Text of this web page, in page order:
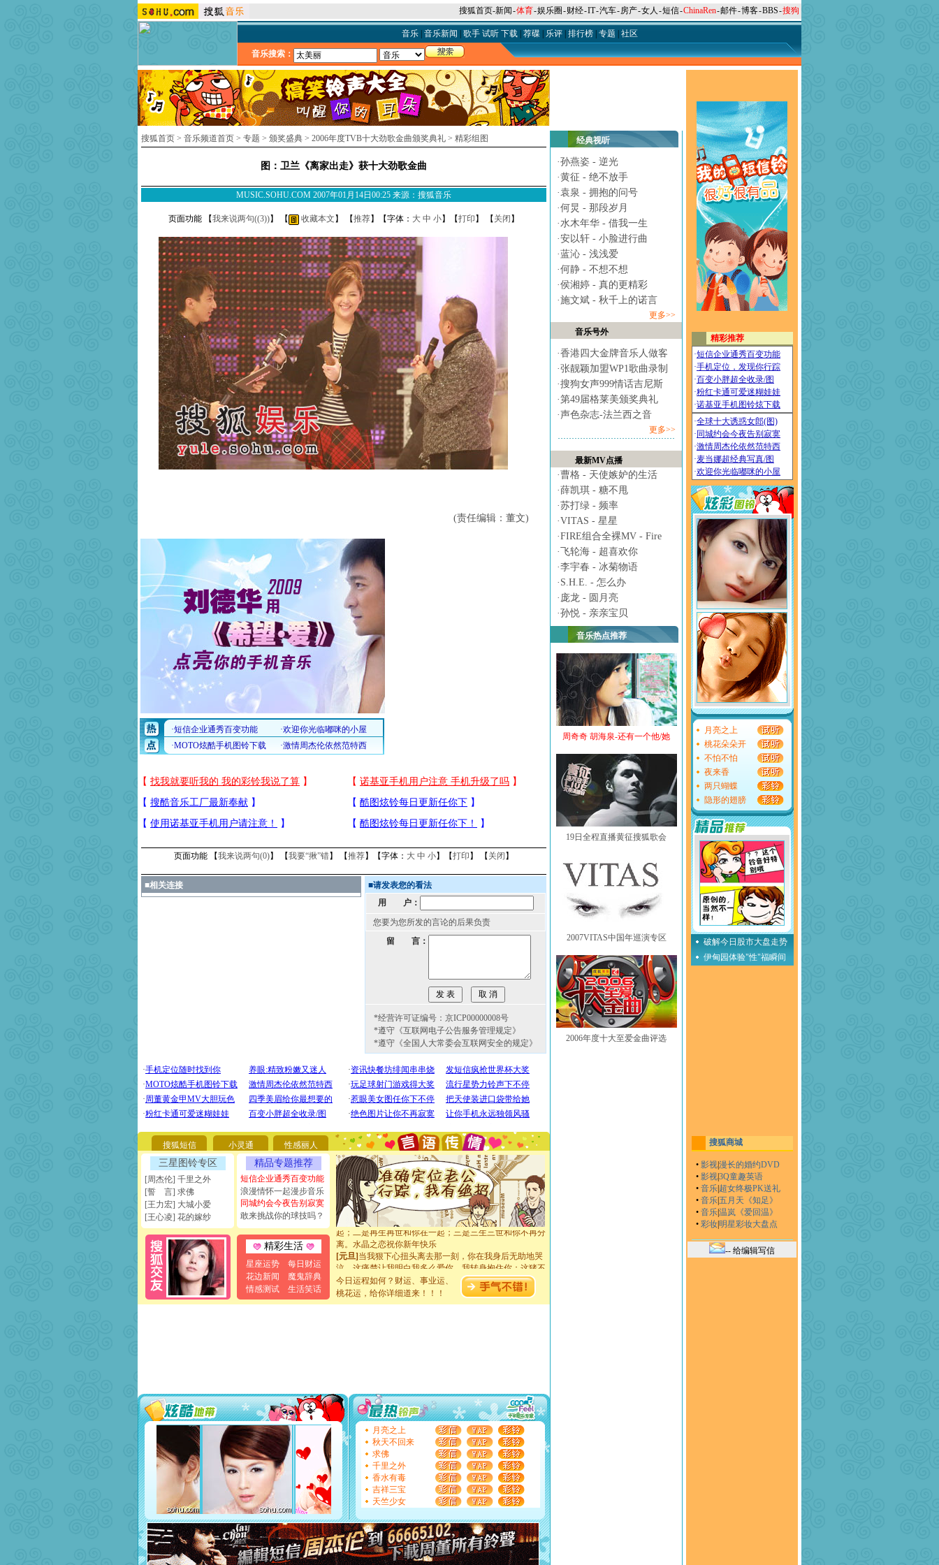
搜狐首页-新闻-体育-娱乐圈 -财经-IT-汽车-房产-女人 -短信-ChinaRen-邮件-博客-BBS-搜狗
音乐| 音乐新闻 歌手 试听 下载| 荐碟| 乐评| 排行榜| 专题 社区
音乐搜索：
搜狐首页 > 音乐频道首页 > 专题 > 颁奖盛典 > 2006年度TVB十大劲歌金曲颁奖典礼 > 精彩组图
图：卫兰《离家出走》获十大劲歌金曲
MUSIC.SOHU.COM 2007年01月14日00:25 来源：搜狐音乐
页面功能 【我来说两句((3))】 【 收藏本文 】 【推荐】【字体： 大 中 小】【打印 】 【 关闭 】
(责任编辑：董文)
页面功能 【我来说两句(0)】 【我要“揪”错】 【推荐】【字体： 大 中 小】【打印 】 【 关闭 】
■相关连接 ■请发表您的看法
用 户：
您要为您所发的言论的后果负责
留 言：
*经营许可证编号：京ICP00000008号
*遵守《互联网电子公告服务管理规定》
*遵守《全国人大常委会互联网安全的规定》
搜狐短信 小灵通 性感丽人
三星图铃专区
[周杰伦] 千里之外
[誓 言] 求佛
[王力宏] 大城小爱
[王心凌] 花的嫁纱
精品专题推荐
短信企业通秀百变功能
浪漫情怀一起漫步音乐
同城约会今夜告别寂寞
敢来挑战你的球技吗？
精彩生活
星座运势
每日财运
花边新闻
魔鬼辞典
情感测试
生活笑话
[圣诞节]圣诞节到了，想想没什么送给你的，又不打算给
你太多，只有给你五千万：千万快乐！千万要健康！千万
[圣诞节]不只这样的日子才会想起你,而是这样的日子才
能正大光明地骚扰你,告诉你,圣诞要快乐!新年要快乐!天
天都要快乐噢!
[圣诞节]奉上一颗祝福的心,在这个特别的日子里,愿幸福,
如意,快乐,鲜花,一切美好的祝愿与你同在.圣诞快乐!
[元旦]看到你我会触电；看不到你我要充电；没有你我会
断电。爱你是我职业，想你是我事业，抱你是我特长，吻
你是我专业！水晶之恋祝你新年快乐
[元旦]如果上天让我许三个愿望，一是今生今世和你在一
起；二是再生再世和你在一起；三是三生三世和你不再分
离。水晶之恋祝你新年快乐
[元旦]当我狠下心扭头离去那一刻，你在我身后无助地哭
泣，这痛楚让我明白我多么爱你。我转身抱住你：这猪不
[春节]风柔雨润好月圆，半岛铁盒伴身边，每日尽显开心
颜！冬去春来似水如烟，劳碌人生需尽欢！听一曲轻歌，
[圣诞节]不只这样的日子才会想起你,而是这样的日子才
能正大光明地骚扰你,告诉你,圣诞要快乐!新年要快乐!天
天都要快乐噢!
[圣诞节]奉上一颗祝福的心,在这个特别的日子里,愿幸福,
如意,快乐,鲜花,一切美好的祝愿与你同在.圣诞快乐!
[元旦]
看到你我会触电；看不到你我要充电；没有你我会
断电。爱你是我职业，想你是我事业，抱你是我特长，吻
你是我专业！水晶之恋祝你新年快乐
[元旦]
如果上天让我许三个愿望，一是今生今世和你在一
起；二是再生再世和你在一起；三是三生三世和你不再分
离。水晶之恋祝你新年快乐
[元旦]当我狠下心扭头离去那一刻，你在我身后无助地哭
泣，这痛楚让我明白我多么爱你。我转身抱住你：这猪不
卖了。水晶之恋祝你新年快乐。
[春节]风柔雨润好月圆，半岛铁盒伴身边，每日尽显开心
今日运程如何？财运、事业运、
桃花运，给你详细道来！！！
月亮之上
秋天不回来
求佛
千里之外
香水有毒
吉祥三宝
天竺少女
经典视听
·孙燕姿 - 逆光
·黄征 - 绝不放手
·袁泉 - 拥抱的问号
·何炅 - 那段岁月
·水木年华 - 借我一生
·安以轩 - 小脸进行曲
·蓝沁 - 浅浅爱
·何静 - 不想不想
·侯湘婷 - 真的更精彩
·施文斌 - 秋千上的诺言
更多>>
音乐号外
·香港四大金牌音乐人做客
·张靓颖加盟WP1歌曲录制
·搜狗女声999情话吉尼斯
·第49届格莱美颁奖典礼
·声色杂志-法兰西之音
更多>>
最新MV点播
·曹格 - 天使嫉妒的生活
·薛凯琪 - 糖不甩
·苏打绿 - 频率
·VITAS - 星星
·FIRE组合全裸MV - Fire
· 飞轮海 - 超喜欢你
·李宇春 - 冰菊物语
· S.H.E. - 怎么办
· 庞龙 - 圆月亮
·孙悦 - 亲亲宝贝
音乐热点推荐
周奇奇 胡海泉-还有一个他/她
19日全程直播黄征搜狐歌会
2007VITAS中国年巡演专区
2006年度十大至爱金曲评选
月亮之上
桃花朵朵开
不怕不怕
夜来香
两只蝴蝶
隐形的翅膀
破解今日股市大盘走势
伊甸园体验"性"福瞬间
搜狐商城
• 影视漫长的婚约DVD
• 影视3Q童趣英语
• 音乐 超女终极PK送礼
• 音乐五月天《知足》
• 音乐温岚《爱回温》
• 彩妆明星彩妆大盘点
-- 给编辑写信